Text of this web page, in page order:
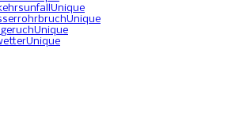
Unique
Unique
Unique
Unique